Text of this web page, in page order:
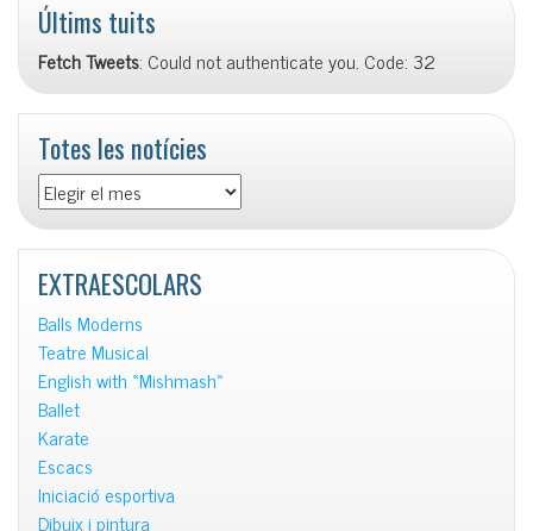
Últims tuits
Fetch Tweets: Could not authenticate you. Code: 32
Totes les notícies
Totes
les
notícies
EXTRAESCOLARS
Balls Moderns
Teatre Musical
English with «Mishmash»
Ballet
Karate
Escacs
Iniciació esportiva
Dibuix i pintura